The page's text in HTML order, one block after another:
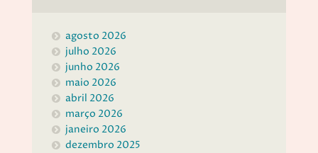
agosto 2026
julho 2026
junho 2026
maio 2026
abril 2026
março 2026
janeiro 2026
dezembro 2025